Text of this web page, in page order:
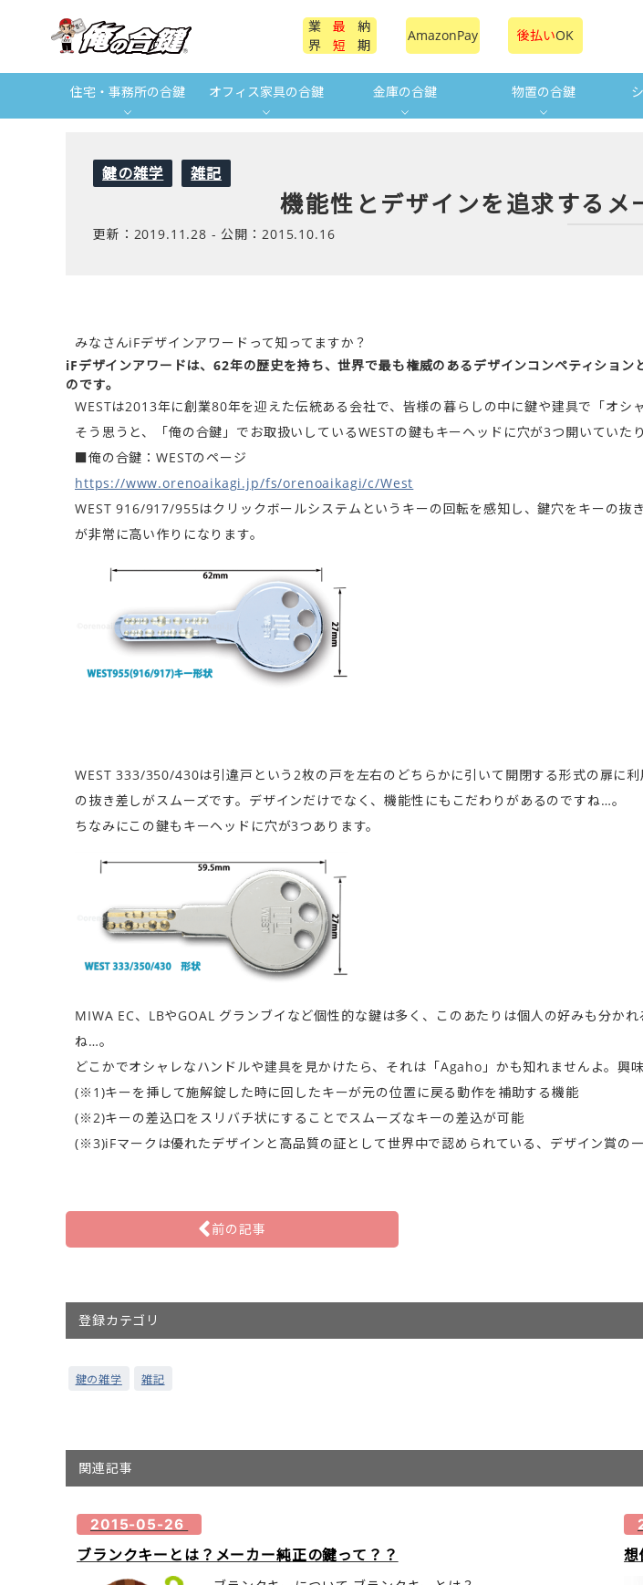
業
界
最
短
納
期
AmazonPay 後払いOK
住宅・事務所の合鍵 オフィス家具の合鍵 金庫の合鍵 物置の合鍵
鍵の雑学 雑記
機能性とデザインを追求するメ
更新： 2019.11.28 - 公開： 2015.10.16
みなさんiFデザインアワードって知ってますか？
iFデザインアワードは、62年の歴史を持ち、世界で最も権威のあるデザインコンペティショ
のです。
WESTは2013年に創業80年を迎えた伝統ある会社で、皆様の暮らしの中に鍵や建具で「オシ
そう思うと、「俺の合鍵」でお取扱いしているWESTの鍵もキーヘッドに穴が3つ開いていた
■俺の合鍵：WESTのページ
https://www.orenoaikagi.jp/fs/orenoaikagi/c/West
WEST 916/917/955はクリックボールシステムというキーの回転を感知し、鍵穴をキーの
が非常に高い作りになります。
WEST 333/350/430は引違戸という2枚の戸を左右のどちらかに引いて開閉する形式の扉
の抜き差しがスムーズです。デザインだけでなく、機能性にもこだわりがあるのですね…。
ちなみにこの鍵もキーヘッドに穴が3つあります。
MIWA EC、LBやGOAL グランブイなど個性的な鍵は多く、このあたりは個人の好みも分か
ね…。
どこかでオシャレなハンドルや建具を見かけたら、それは「Agaho」かも知れませんよ。興
(※1)キーを挿して施解錠した時に回したキーが元の位置に戻る動作を補助する機能
(※2)キーの差込口をスリバチ状にすることでスムーズなキーの差込が可能
(※3)iFマークは優れたデザインと高品質の証として世界中で認められている、デザイン賞の
前の記事
登録カテゴリ
鍵の雑学 雑記
関連記事
2015-05-26
ブランクキーとは？メーカー純正の鍵って？？ 想